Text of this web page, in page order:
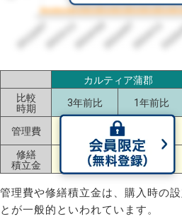
2023/072023/112024/032024/072024/11
カルティア蒲郡
比較
時期
3年前比 1年前比
管理費
（+52%）
（+52%）
修繕
積立金
ー ー
管理費や修繕積立金は、購入時の
とが一般的といわれています。